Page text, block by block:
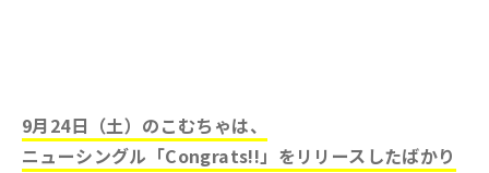
9月24日（土）のこむちゃは、
ニューシングル「Congrats!!」をリリースしたばかり